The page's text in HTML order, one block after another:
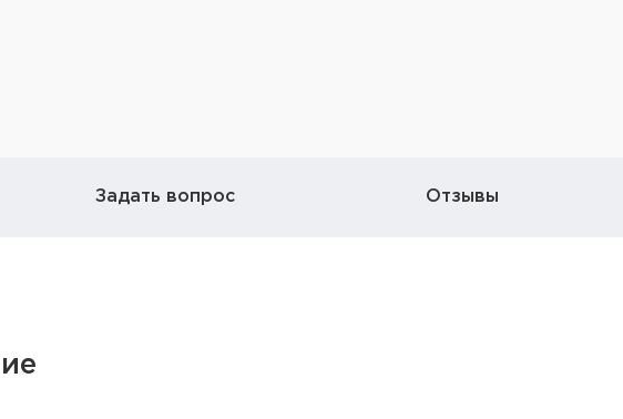
Задать вопрос Отзывы